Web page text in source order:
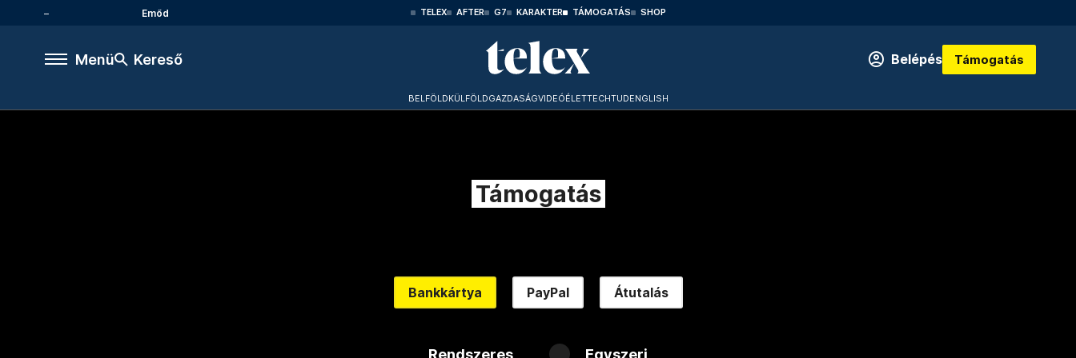
Emőd TELEX AFTER G7 KARAKTER TÁMOGATÁS SHOP
Menü Kereső Belépés Támogatás
BELFÖLDKÜLFÖLDGAZDASÁGVIDEÓÉLETTECHTUDENGLISH
Támogatás
Bankkártya PayPal Átutalás
Rendszeres Egyszeri